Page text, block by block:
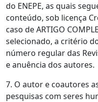
do ENEPE, as quais
conteúdo, sob licença
caso de ARTIGO
selecionado, a critério
número regular das
e anuência dos autores.
7. O autor e coautores
pesquisas com seres